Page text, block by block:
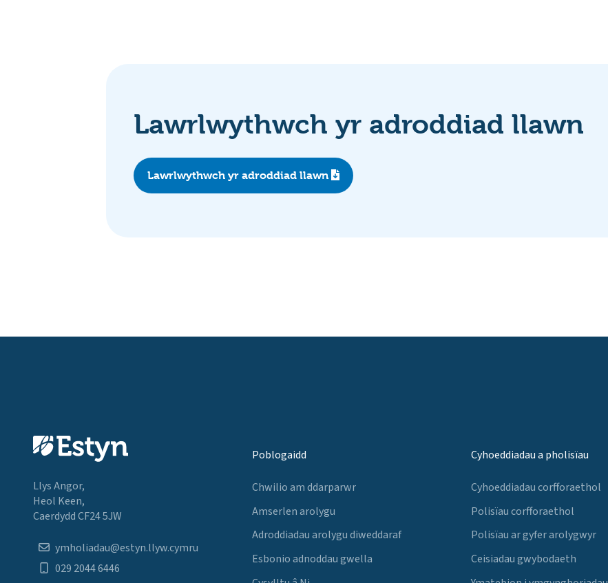
Lawrlwythwch yr adroddiad llawn
Lawrlwythwch yr adroddiad llawn
Llys Angor,
Heol Keen,
Caerdydd CF24 5JW
ymholiadau@estyn.llyw.cymru
029 2044 6446
Poblogaidd
Chwilio am ddarparwr
Amserlen arolygu
Adroddiadau arolygu diweddaraf
Esbonio adnoddau gwella
Cyhoeddiadau a pholisïau
Cyhoeddiadau corfforaethol
Polisïau corfforaethol
Polisïau ar gyfer arolygwyr
Ceisiadau gwybodaeth